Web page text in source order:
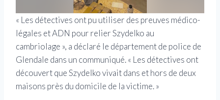
« Les détectives ont pu utiliser des preuves médico-
légales et ADN pour relier Szydelko au
cambriolage », a déclaré le département de police de
Glendale dans un communiqué. « Les détectives ont
découvert que Szydelko vivait dans et hors de deux
maisons près du domicile de la victime. »